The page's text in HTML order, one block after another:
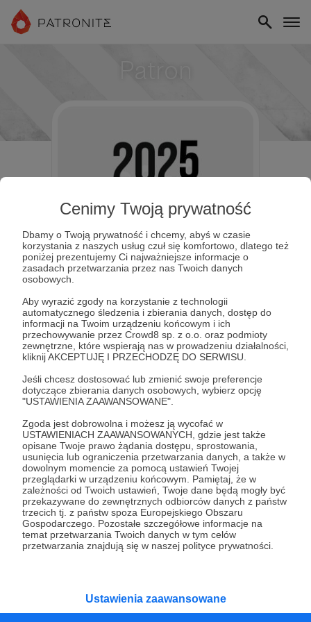
Cenimy Twoją prywatność
Dbamy o Twoją prywatność i chcemy, abyś w czasie
korzystania z naszych usług czuł się komfortowo, dlatego też
poniżej prezentujemy Ci najważniejsze informacje o
zasadach przetwarzania przez nas Twoich danych
osobowych.
Aby wyrazić zgody na korzystanie z technologii
automatycznego śledzenia i zbierania danych, dostęp do
informacji na Twoim urządzeniu końcowym i ich
przechowywanie przez Crowd8 sp. z o.o. oraz podmioty
zewnętrzne, które wspierają nas w prowadzeniu działalności,
kliknij AKCEPTUJĘ I PRZECHODZĘ DO SERWISU.
Jeśli chcesz dostosować lub zmienić swoje preferencje
dotyczące zbierania danych osobowych, wybierz opcję
"USTAWIENIA ZAAWANSOWANE".
Zgoda jest dobrowolna i możesz ją wycofać w
USTAWIENIACH ZAAWANSOWANYCH, gdzie jest także
opisane Twoje prawo żądania dostępu, sprostowania,
usunięcia lub ograniczenia przetwarzania danych, a także w
dowolnym momencie za pomocą ustawień Twojej
przeglądarki w urządzeniu końcowym. Pamiętaj, że w
zależności od Twoich ustawień, Twoje dane będą mogły być
przekazywane do zewnętrznych odbiorców danych z państw
trzecich tj. z państw spoza Europejskiego Obszaru
Gospodarczego. Pozostałe szczegółowe informacje na
temat przetwarzania Twoich danych w tym celów
przetwarzania znajdują się w naszej polityce prywatności.
Ustawienia zaawansowane
W Patronite od 01.11.2020
Patronatów:0
Miesięczne wsparcie:0 zł
Łączne wsparcie: 1067 zł
Kategorie
O Patronite
Dodatkowe produkty
Pomoc